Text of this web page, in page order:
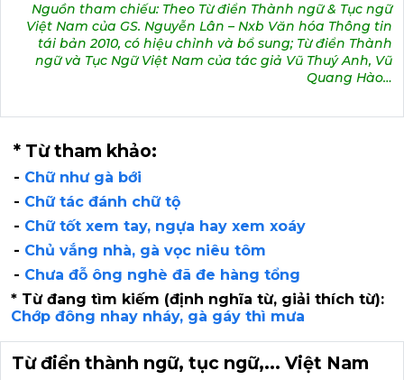
Nguồn tham chiếu: Theo Từ điển Thành ngữ & Tục ngữ
Việt Nam của GS. Nguyễn Lân – Nxb Văn hóa Thông tin
tái bản 2010, có hiệu chỉnh và bổ sung; Từ điển Thành
ngữ và Tục Ngữ Việt Nam của tác giả Vũ Thuý Anh, Vũ
Quang Hào…
* Từ tham khảo:
- Chữ như gà bới
- Chữ tác đánh chữ tộ
- Chữ tốt xem tay, ngựa hay xem xoáy
- Chủ vắng nhà, gà vọc niêu tôm
- Chưa đỗ ông nghè đã đe hàng tổng
* Từ đang tìm kiếm (định nghĩa từ, giải thích từ):
Chớp đông nhay nháy, gà gáy thì mưa
Từ điển thành ngữ, tục ngữ,... Việt Nam